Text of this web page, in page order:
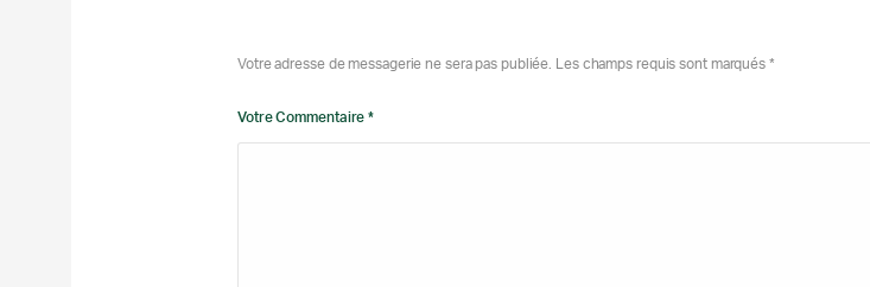
Votre adresse de messagerie ne sera pas publiée. Les champs requis sont marqués *
Votre Commentaire *